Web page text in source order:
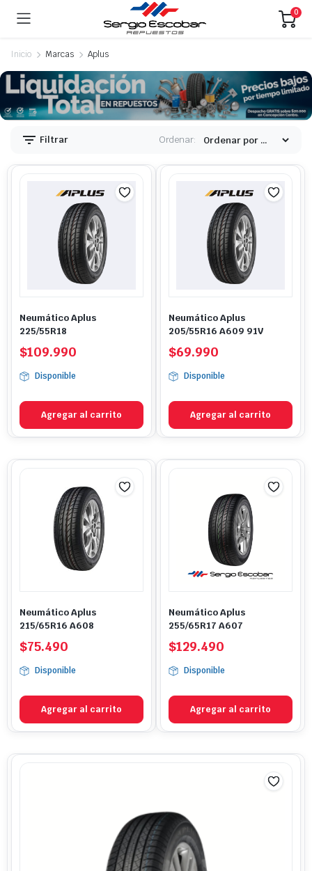
0
Inicio Marcas Aplus
Filtrar Ordenar:
Neumático Aplus
225/55R18
$109.990
Disponible
Agregar al carrito
Neumático Aplus
205/55R16 A609 91V
$69.990
Disponible
Agregar al carrito
Neumático Aplus
215/65R16 A608
$75.490
Disponible
Agregar al carrito
Neumático Aplus
255/65R17 A607
$129.490
Disponible
Agregar al carrito